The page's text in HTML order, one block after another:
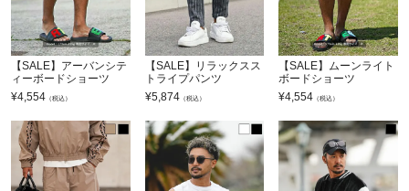
【SALE】アーバンシテ
ィーボードショーツ
¥4,554 （税込）
【SALE】リラックスス
トライプパンツ
¥5,874（税込）
【SALE】ムーンライト
ボードショーツ
¥4,554 （税込）